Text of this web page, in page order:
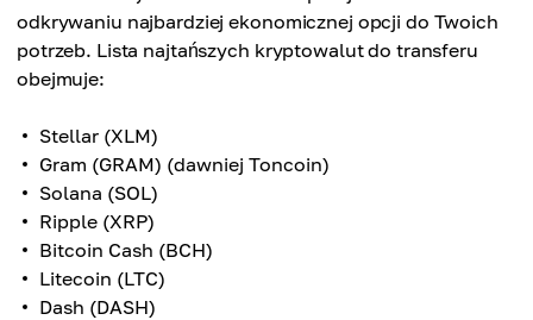
odkrywaniu najbardziej ekonomicznej opcji do Twoich
potrzeb. Lista najtańszych kryptowalut do transferu
obejmuje:
Stellar (XLM)
Gram (GRAM) (dawniej Toncoin)
Solana (SOL)
Ripple (XRP)
Bitcoin Cash (BCH)
Litecoin (LTC)
Dash (DASH)